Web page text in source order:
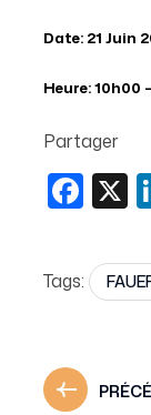
Date: 21 Juin
Heure: 10h00
Partager
Tags: